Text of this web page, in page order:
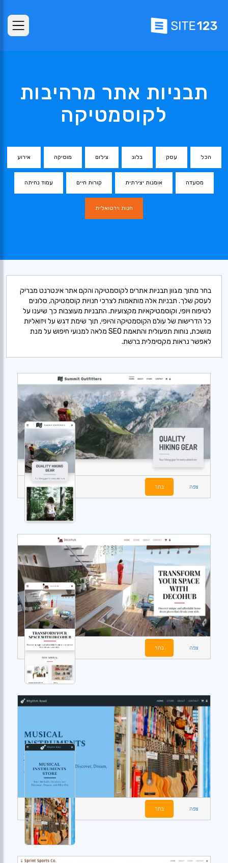
תבניות אתר מרהיבות
לקוסמטיקה
הכל עסק בלוג צילום מוסיקה אירוע
מסעדה אומנות יצירתית קורות חיים עמוד נחיתה
חנות וירטואלית
בחר מתוך מגוון תבניות אתרים לקוסמטיקה והקם אתר אינטרנט מבריק
לעסק שלך. תבניות אלה מותאמות לצרכי חנויות קוסמטיקה, סלונים
לטיפוח ויופי, וקוסמטיקאיות מקצועיות. התבניות מעוצבות כך שיענו על
כל הדרישות של עולם הקוסמטיקה והיופי, תוך שימת דגש על ויזואליות
מושכת, נוחות תפעולית והתאמת SEO מלאה למנועי חיפוש על מנת
לאפשר נראות מקסימלית ברשת.
צפה בחר
צפה בחר
צפה בחר